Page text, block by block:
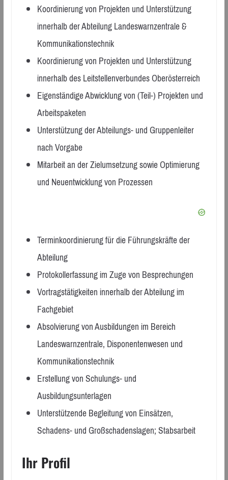
Koordinierung von Projekten und Unterstützung
innerhalb der Abteilung Landeswarnzentrale &
Kommunikationstechnik
Koordinierung von Projekten und Unterstützung
innerhalb des Leitstellenverbundes Oberösterreich
Eigenständige Abwicklung von (Teil-) Projekten und
Arbeitspaketen
Unterstützung der Abteilungs- und Gruppenleiter
nach Vorgabe
Mitarbeit an der Zielumsetzung sowie Optimierung
und Neuentwicklung von Prozessen
Terminkoordinierung für die Führungskräfte der
Abteilung
Protokollerfassung im Zuge von Besprechungen
Vortragstätigkeiten innerhalb der Abteilung im
Fachgebiet
Absolvierung von Ausbildungen im Bereich
Landeswarnzentrale, Disponentenwesen und
Kommunikationstechnik
Erstellung von Schulungs- und
Ausbildungsunterlagen
Unterstützende Begleitung von Einsätzen,
Schadens- und Großschadenslagen; Stabsarbeit
Ihr Profil